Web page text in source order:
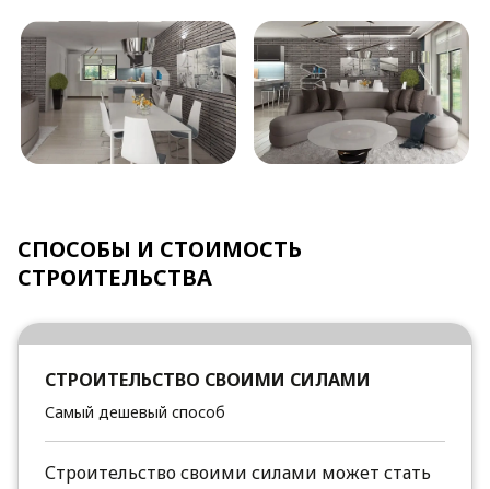
СПОСОБЫ И СТОИМОСТЬ
СТРОИТЕЛЬСТВА
СТРОИТЕЛЬСТВО СВОИМИ СИЛАМИ
Самый дешевый способ
Строительство своими силами может стать